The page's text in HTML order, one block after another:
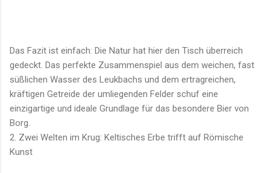
Das Fazit ist einfach: Die Natur hat hier den Tisch überreich
gedeckt. Das perfekte Zusammenspiel aus dem weichen, fast
süßlichen Wasser des Leukbachs und dem ertragreichen,
kräftigen Getreide der umliegenden Felder schuf eine
einzigartige und ideale Grundlage für das besondere Bier von
Borg.
2. Zwei Welten im Krug: Keltisches Erbe trifft auf Römische
Kunst